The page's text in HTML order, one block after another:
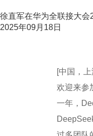
徐直军在华为全联接大会
2025年09月18日
[中国，
欢迎来参
一年，